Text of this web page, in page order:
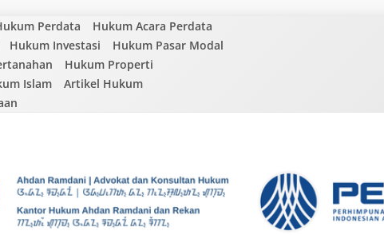
Perdata
Hukum Acara Perdata
Hukum Investasi
Hukum Pasar Modal
Hukum Properti
Islam
Artikel Hukum